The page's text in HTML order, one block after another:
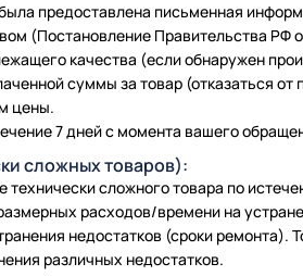
предоставлена письменная
(Постановление Правительства РФ
качества (если обнаружен
суммы за товар (отказаться
цены.
7 дней с момента вашего
сложных товаров):
технически сложного товара по
расходов/времени на
недостатков (сроки ремонта).
различных недостатков.